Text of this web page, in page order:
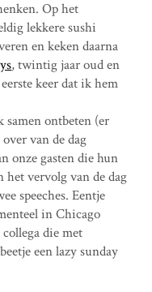
Op het
lekkere sushi
en keken daarna
, twintig jaar oud en
keer dat ik hem
samen ontbeten (er
van de dag
onze gasten die hun
vervolg van de dag
speeches. Eentje
in Chicago
die met
een lazy sunday